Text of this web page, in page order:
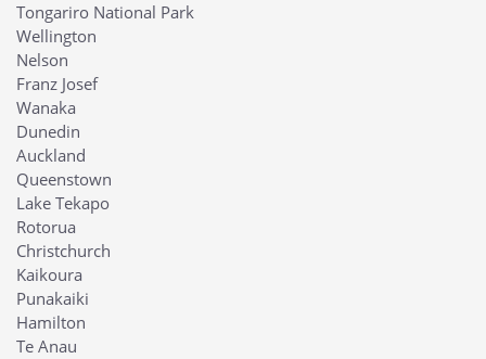
Tongariro National Park
Wellington
Nelson
Franz Josef
Wanaka
Dunedin
Auckland
Queenstown
Lake Tekapo
Rotorua
Christchurch
Kaikoura
Punakaiki
Hamilton
Te Anau